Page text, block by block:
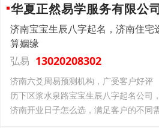
华夏正然易学服务有限公
济南宝宝生辰八字起名，济南住宅
算姻缘
弘易 13020208302
济南六爻周易预测机构，广受客户好评
历下区浆水泉路宝宝生辰八字起名公司
济南开业日子怎么选，满足客户的不同